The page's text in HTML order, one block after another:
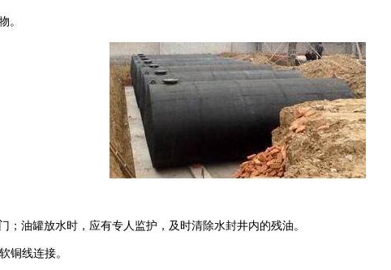
。
油罐放水时，应有专人监护，及时清除水封井内的残油。
铜线连接。